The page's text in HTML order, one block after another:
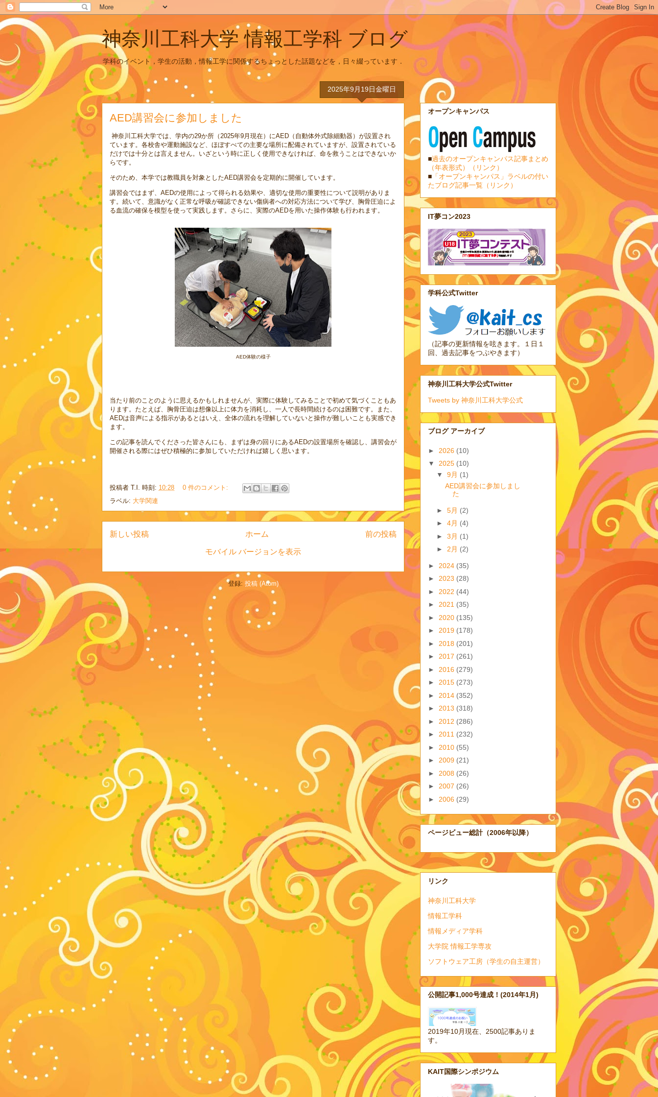
神奈川工科大学 情報工学科 ブログ
学科のイベント，学生の活動，情報工学に関係するちょっとした話題などを，日々綴っています．
2025年9月19日金曜日
AED講習会に参加しました
神奈川工科大学では、学内の29か所（2025年9月現在）にAED（自動体外式除細動器）が設置され
ています。各校舎や運動施設など、ほぼすべての主要な場所に配備されていますが、設置されている
だけでは十分とは言えません。いざという時に正しく使用できなければ、命を救うことはできないか
らです。
そのため、本学では教職員を対象としたAED講習会を定期的に開催しています。
講習会ではまず、AEDの使用によって得られる効果や、適切な使用の重要性について説明がありま
す。続いて、意識がなく正常な呼吸が確認できない傷病者への対応方法について学び、胸骨圧迫によ
る血流の確保を模型を使って実践します。さらに、実際のAEDを用いた操作体験も行われます。
AED体験の様子
当たり前のことのように思えるかもしれませんが、実際に体験してみることで初めて気づくこともあ
ります。たとえば、胸骨圧迫は想像以上に体力を消耗し、一人で長時間続けるのは困難です。また、
AEDは音声による指示があるとはいえ、全体の流れを理解していないと操作が難しいことも実感でき
ます。
この記事を読んでくださった皆さんにも、まずは身の回りにあるAEDの設置場所を確認し、講習会が
開催される際にはぜひ積極的に参加していただければ嬉しく思います。
投稿者 T.I. 時刻: 10:28
0 件のコメント:
ラベル: 大学関連
新しい投稿 前の投稿
ホーム
モバイル バージョンを表示
登録: 投稿 (Atom)
オープンキャンパス
■過去のオープンキャンパス記事まとめ
（年表形式）（リンク）
■ 「オープンキャンパス」ラベルの付い
たブログ記事一覧（リンク）
IT夢コン2023
学科公式Twitter
（記事の更新情報を呟きます。１日１
回、過去記事をつぶやきます）
神奈川工科大学公式Twitter
Tweets by 神奈川工科大学公式
ブログ アーカイブ
► 2026 (10)
▼ 2025 (10)
▼ 9月 (1)
AED講習会に参加しまし
た
► 5月 (2)
► 4月 (4)
► 3月 (1)
► 2月 (2)
► 2024 (35)
► 2023 (28)
► 2022 (44)
► 2021 (35)
► 2020 (135)
► 2019 (178)
► 2018 (201)
► 2017 (261)
► 2016 (279)
► 2015 (273)
► 2014 (352)
► 2013 (318)
► 2012 (286)
► 2011 (232)
► 2010 (55)
► 2009 (21)
► 2008 (26)
► 2007 (26)
► 2006 (29)
ページビュー総計（2006年以降）
リンク
神奈川工科大学
情報工学科
情報メディア学科
大学院 情報工学専攻
ソフトウェア工房（学生の自主運営）
公開記事1,000号達成！(2014年1月)
2019年10月現在、2500記事ありま
す。
KAIT国際シンポジウム